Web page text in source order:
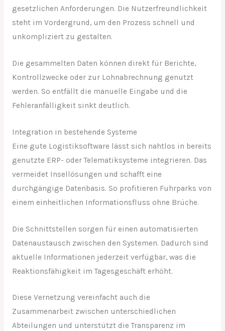
gesetzlichen Anforderungen. Die Nutzerfreundlichkeit
steht im Vordergrund, um den Prozess schnell und
unkompliziert zu gestalten.
Die gesammelten Daten können direkt für Berichte,
Kontrollzwecke oder zur Lohnabrechnung genutzt
werden. So entfällt die manuelle Eingabe und die
Fehleranfälligkeit sinkt deutlich.
Integration in bestehende Systeme
Eine gute Logistiksoftware lässt sich nahtlos in bereits
genutzte ERP- oder Telematiksysteme integrieren. Das
vermeidet Insellösungen und schafft eine
durchgängige Datenbasis. So profitieren Fuhrparks von
einem einheitlichen Informationsfluss ohne Brüche.
Die Schnittstellen sorgen für einen automatisierten
Datenaustausch zwischen den Systemen. Dadurch sind
aktuelle Informationen jederzeit verfügbar, was die
Reaktionsfähigkeit im Tagesgeschäft erhöht.
Diese Vernetzung vereinfacht auch die
Zusammenarbeit zwischen unterschiedlichen
Abteilungen und unterstützt die Transparenz im